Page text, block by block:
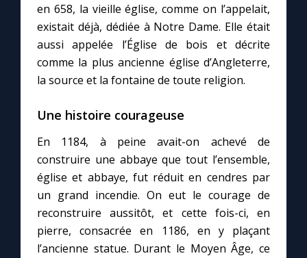
Prier au quotidien
Avec Thérèse de Lisieux
L'Évangile chaque jour
Les premiers samedis du mois
Marie qui défait les nœuds
Me consacrer à Jésus par Marie
Mes intentions de prière
en 658, la vieille église, comme on l’appelait,
existait déjà, dédiée à Notre Dame. Elle était
aussi appelée l’Église de bois et décrite
comme la plus ancienne église d’Angleterre,
la source et la fontaine de toute religion.
Une histoire courageuse
En 1184, à peine avait-on achevé de
construire une abbaye que tout l’ensemble,
église et abbaye, fut réduit en cendres par
un grand incendie. On eut le courage de
reconstruire aussitôt, et cette fois-ci, en
pierre, consacrée en 1186, en y plaçant
l’ancienne statue. Durant le Moyen Âge, ce